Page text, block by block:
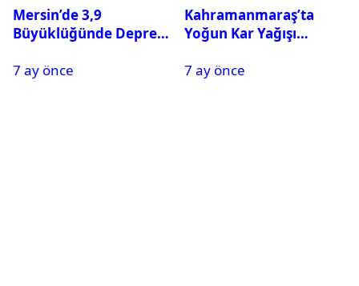
Mersin’de 3,9
Büyüklüğünde Deprem
7 ay önce
Kahramanmaraş’ta
Yoğun Kar Yağışı
Tatil
7 ay önce